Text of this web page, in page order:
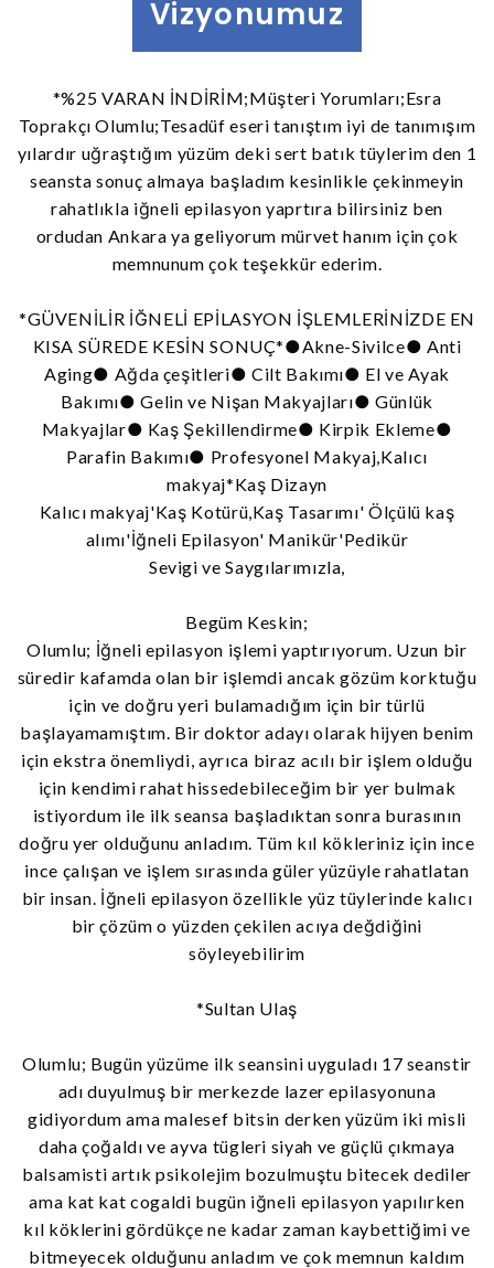
Vizyonumuz
*%25 VARAN İNDİRİM;Müşteri Yorumları;Esra
Toprakçı Olumlu;Tesadüf eseri tanıştım iyi de tanımışım
yılardır uğraştığım yüzüm deki sert batık tüylerim den 1
seansta sonuç almaya başladım kesinlikle çekinmeyin
rahatlıkla iğneli epilasyon yaprtıra bilirsiniz ben
ordudan Ankara ya geliyorum mürvet hanım için çok
memnunum çok teşekkür ederim.
*GÜVENİLİR İĞNELİ EPİLASYON İŞLEMLERİNİZDE EN
KISA SÜREDE KESİN SONUÇ*●Akne-Sivilce● Anti
Aging● Ağda çeşitleri● Cilt Bakımı● El ve Ayak
Bakımı● Gelin ve Nişan Makyajları● Günlük
Makyajlar● Kaş Şekillendirme● Kirpik Ekleme●
Parafin Bakımı● Profesyonel Makyaj,Kalıcı
makyaj*Kaş Dizayn
Kalıcı makyaj'Kaş Kotürü,Kaş Tasarımı' Ölçülü kaş
alımı'İğneli Epilasyon' Manikür'Pedikür
Sevigi ve Saygılarımızla,
Begüm Keskin;
Olumlu; İğneli epilasyon işlemi yaptırıyorum. Uzun bir
süredir kafamda olan bir işlemdi ancak gözüm korktuğu
için ve doğru yeri bulamadığım için bir türlü
başlayamamıştım. Bir doktor adayı olarak hijyen benim
için ekstra önemliydi, ayrıca biraz acılı bir işlem olduğu
için kendimi rahat hissedebileceğim bir yer bulmak
istiyordum ile ilk seansa başladıktan sonra burasının
doğru yer olduğunu anladım. Tüm kıl kökleriniz için ince
ince çalışan ve işlem sırasında güler yüzüyle rahatlatan
bir insan. İğneli epilasyon özellikle yüz tüylerinde kalıcı
bir çözüm o yüzden çekilen acıya değdiğini
söyleyebilirim
*Sultan Ulaş
Olumlu; Bugün yüzüme ilk seansini uyguladı 17 seanstir
adı duyulmuş bir merkezde lazer epilasyonuna
gidiyordum ama malesef bitsin derken yüzüm iki misli
daha çoğaldı ve ayva tügleri siyah ve güçlü çıkmaya
balsamisti artık psikolejim bozulmuştu bitecek dediler
ama kat kat cogaldi bugün iğneli epilasyon yapılırken
kıl köklerini gördükçe ne kadar zaman kaybettiğimi ve
bitmeyecek olduğunu anladım ve çok memnun kaldım